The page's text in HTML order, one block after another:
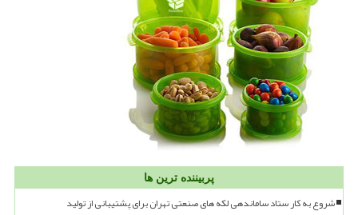
پربیننده ترین ها
شروع به کار ستاد ساماندهی لکه های صنعتی تهران برای پشتیبانی از تولید